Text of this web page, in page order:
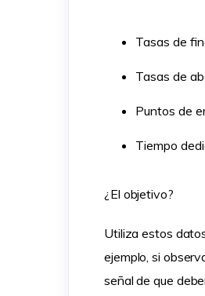
Tasas de
Tasas de
Puntos de
Tiempo
¿El objetivo?
Utiliza estos
ejemplo, si
señal de que